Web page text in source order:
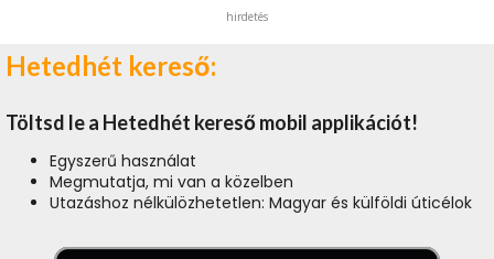
hirdetés
Hetedhét kereső:
Töltsd le a Hetedhét kereső mobil applikációt!
Egyszerű használat
Megmutatja, mi van a közelben
Utazáshoz nélkülözhetetlen: Magyar és külföldi úticélok